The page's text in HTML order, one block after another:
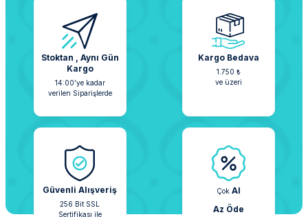
Stoktan , Aynı Gün
Kargo
14:00’ye kadar
verilen Siparişlerde
Kargo Bedava
1.750 ₺
ve üzeri
Güvenli Alışveriş
256 Bit SSL
Sertifikası ile
Çok Al
Az Öde